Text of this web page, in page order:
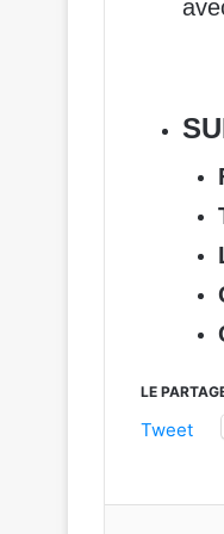
LE
Tweet